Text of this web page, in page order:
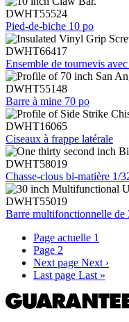
DWHT55524
Pied-de-biche 10 po
DWHT66417
Ensemble de tournevis
DWHT55148
Barre à mine 70 po
DWHT16065
Ciseaux à frappe latérale
DWHT58019
Chasse-clous bi-matière 1/
DWHT55019
Barre multifonctionnelle de
Page actuelle 1
Page 2
Next page Next ›
Last page Last »